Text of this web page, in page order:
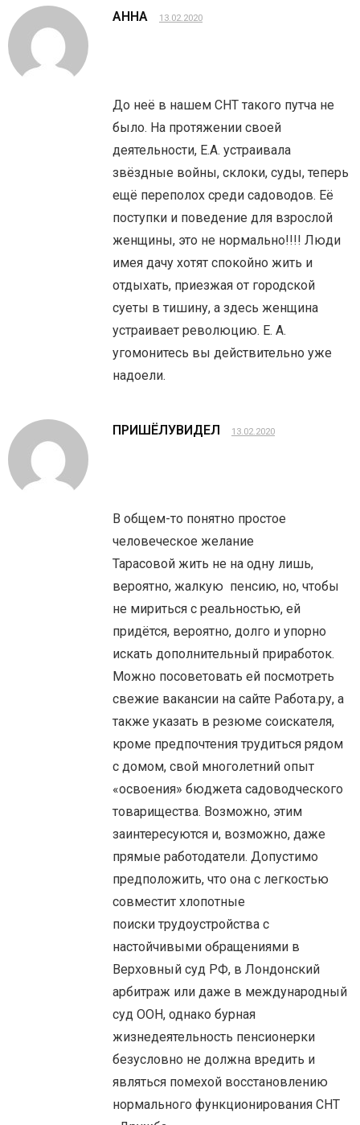
АННА 13.02.2020
До неё в нашем СНТ такого путча не
было. На протяжении своей
деятельности, Е.А. устраивала
звёздные войны, склоки, суды, теперь
ещё переполох среди садоводов. Её
поступки и поведение для взрослой
женщины, это не нормально!!!! Люди
имея дачу хотят спокойно жить и
отдыхать, приезжая от городской
суеты в тишину, а здесь женщина
устраивает революцию. Е. А.
угомонитесь вы действительно уже
надоели.
ПРИШЁЛУВИДЕЛ 13.02.2020
В общем-то понятно простое
человеческое желание
Тарасовой жить не на одну лишь,
вероятно, жалкую пенсию, но, чтобы
не мириться с реальностью, ей
придётся, вероятно, долго и упорно
искать дополнительный приработок.
Можно посоветовать ей посмотреть
свежие вакансии на сайте Работа.ру, а
также указать в резюме соискателя,
кроме предпочтения трудиться рядом
с домом, свой многолетний опыт
«освоения» бюджета садоводческого
товарищества. Возможно, этим
заинтересуются и, возможно, даже
прямые работодатели. Допустимо
предположить, что она с легкостью
совместит хлопотные
поиски трудоустройства с
настойчивыми обращениями в
Верховный суд РФ, в Лондонский
арбитраж или даже в международный
суд ООН, однако бурная
жизнедеятельность пенсионерки
безусловно не должна вредить и
являться помехой восстановлению
нормального функционирования СНТ